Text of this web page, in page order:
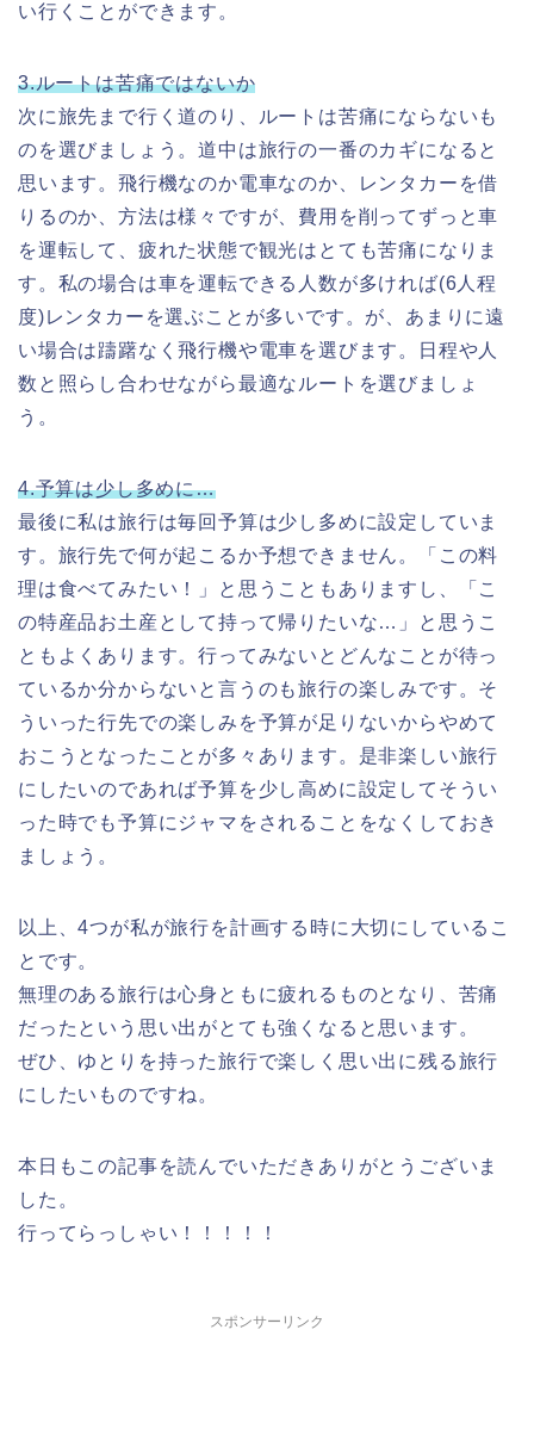
い行くことができます。
3.ルートは苦痛ではないか
次に旅先まで行く道のり、ルートは苦痛にならないも
のを選びましょう。道中は旅行の一番のカギになると
思います。飛行機なのか電車なのか、レンタカーを借
りるのか、方法は様々ですが、費用を削ってずっと車
を運転して、疲れた状態で観光はとても苦痛になりま
す。私の場合は車を運転できる人数が多ければ(6人程
度)レンタカーを選ぶことが多いです。が、あまりに遠
い場合は躊躇なく飛行機や電車を選びます。日程や人
数と照らし合わせながら最適なルートを選びましょ
う。
4.予算は少し多めに…
最後に私は旅行は毎回予算は少し多めに設定していま
す。旅行先で何が起こるか予想できません。「この料
理は食べてみたい！」と思うこともありますし、「こ
の特産品お土産として持って帰りたいな…」と思うこ
ともよくあります。行ってみないとどんなことが待っ
ているか分からないと言うのも旅行の楽しみです。そ
ういった行先での楽しみを予算が足りないからやめて
おこうとなったことが多々あります。是非楽しい旅行
にしたいのであれば予算を少し高めに設定してそうい
った時でも予算にジャマをされることをなくしておき
ましょう。
以上、4つが私が旅行を計画する時に大切にしているこ
とです。
無理のある旅行は心身ともに疲れるものとなり、苦痛
だったという思い出がとても強くなると思います。
ぜひ、ゆとりを持った旅行で楽しく思い出に残る旅行
にしたいものですね。
本日もこの記事を読んでいただきありがとうございま
した。
行ってらっしゃい！！！！！
スポンサーリンク